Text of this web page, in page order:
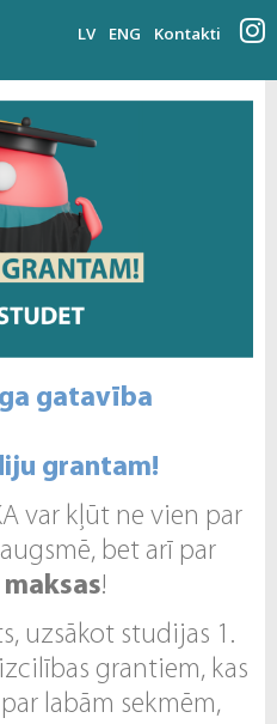
LV ENG Kontakti
gatavība
grantam!
var kļūt ne vien par
bet arī par
!
uzsākot studijas 1.
grantiem, kas
labām sekmēm,